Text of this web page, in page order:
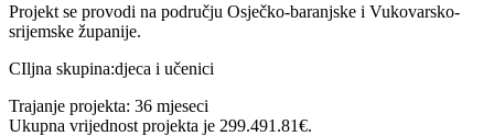
Projekt se provodi na području Osječko-baranjske i Vukovarsko-
srijemske županije.
CIljna skupina:djeca i učenici
Trajanje projekta: 36 mjeseci
Ukupna vrijednost projekta je 299.491.81€.